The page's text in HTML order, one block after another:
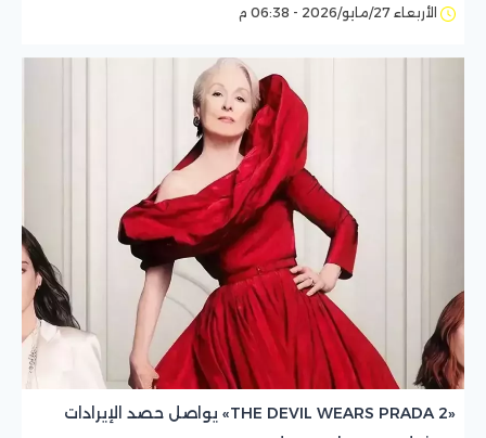
الأربعاء 27/مايو/2026 - 06:38 م
«THE DEVIL WEARS PRADA 2» يواصل حصد الإيرادات